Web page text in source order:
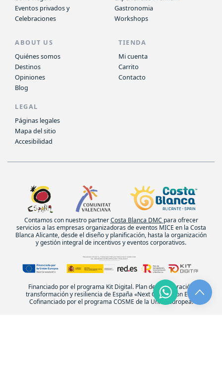
Eventos privados y
Celebraciones
Gastronomia
Workshops
ABOUT US
Quiénes somos
Destinos
Opiniones
Blog
TIENDA
Mi cuenta
Carrito
Contacto
LEGAL
Páginas legales
Mapa del sitio
Accesibilidad
Contamos con nuestro partnerCosta Blanca DMC para ofrecer
servicios a las empresas organizadoras de eventos MICE en la Costa
Blanca Alicante, desde el diseño y planificación, hasta la organización
y gestión integral de incentivos y eventos corporativos.
Financiado por el programa Kit Digital. Plan de recuperación
transformación y resiliencia de España «Next Generation EU».
Cofinanciado por el programa COSME de la Unión Europea.